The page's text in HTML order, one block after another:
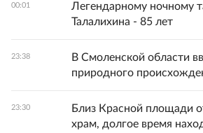
00:01
Легендарному ночному
Талалихина - 85 лет
23:38
В Смоленской области
природного
23:30
Близ Красной площади
храм, долгое время